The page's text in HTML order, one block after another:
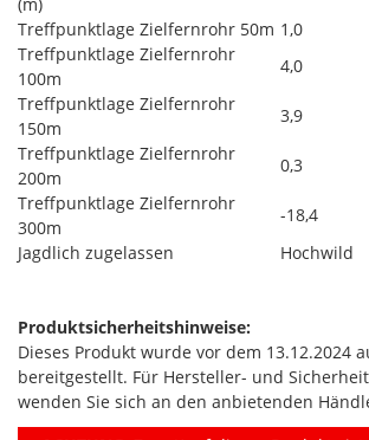
Treffpunktlage Zielfernrohr 50m 1,0
Treffpunktlage Zielfernrohr
100m
4,0
Treffpunktlage Zielfernrohr
150m
3,9
Treffpunktlage Zielfernrohr
200m
0,3
Treffpunktlage Zielfernrohr
300m
-18,4
Jagdlich zugelassen
Hochwild
Produktsicherheitshinweise:
Dieses Produkt wurde vor dem 13.12.2024
bereitgestellt. Für Hersteller- und
wenden Sie sich an den anbietenden